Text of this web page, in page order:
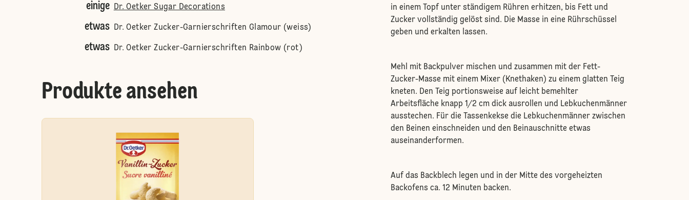
einige Dr. Oetker Sugar Decorations
etwas Dr. Oetker Zucker-Garnierschriften Glamour (weiss)
etwas Dr. Oetker Zucker-Garnierschriften Rainbow (rot)
Produkte ansehen
in einem Topf unter ständigem Rühren erhitzen, bis Fett und
Zucker vollständig gelöst sind. Die Masse in eine Rührschüssel
geben und erkalten lassen.
Mehl mit Backpulver mischen und zusammen mit der Fett-
Zucker-Masse mit einem Mixer (Knethaken) zu einem glatten Teig
kneten. Den Teig portionsweise auf leicht bemehlter
Arbeitsfläche knapp 1/2 cm dick ausrollen und Lebkuchenmänner
ausstechen. Für die Tassenkekse die Lebkuchenmänner zwischen
den Beinen einschneiden und den Beinauschnitte etwas
auseinanderformen.
Auf das Backblech legen und in der Mitte des vorgeheizten
Backofens ca. 12 Minuten backen.